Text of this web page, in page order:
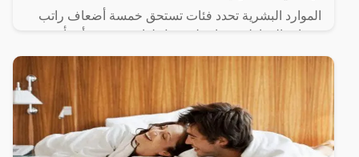
الموارد البشرية تحدد فئات تستحق خمسة أضعاف راتب
حساب المواطن وفئات لن ينزل لها دعم حيث أنشأت
الحكومة السعودية برنامج حساب المواطن لحماية الأسر
السعودية من